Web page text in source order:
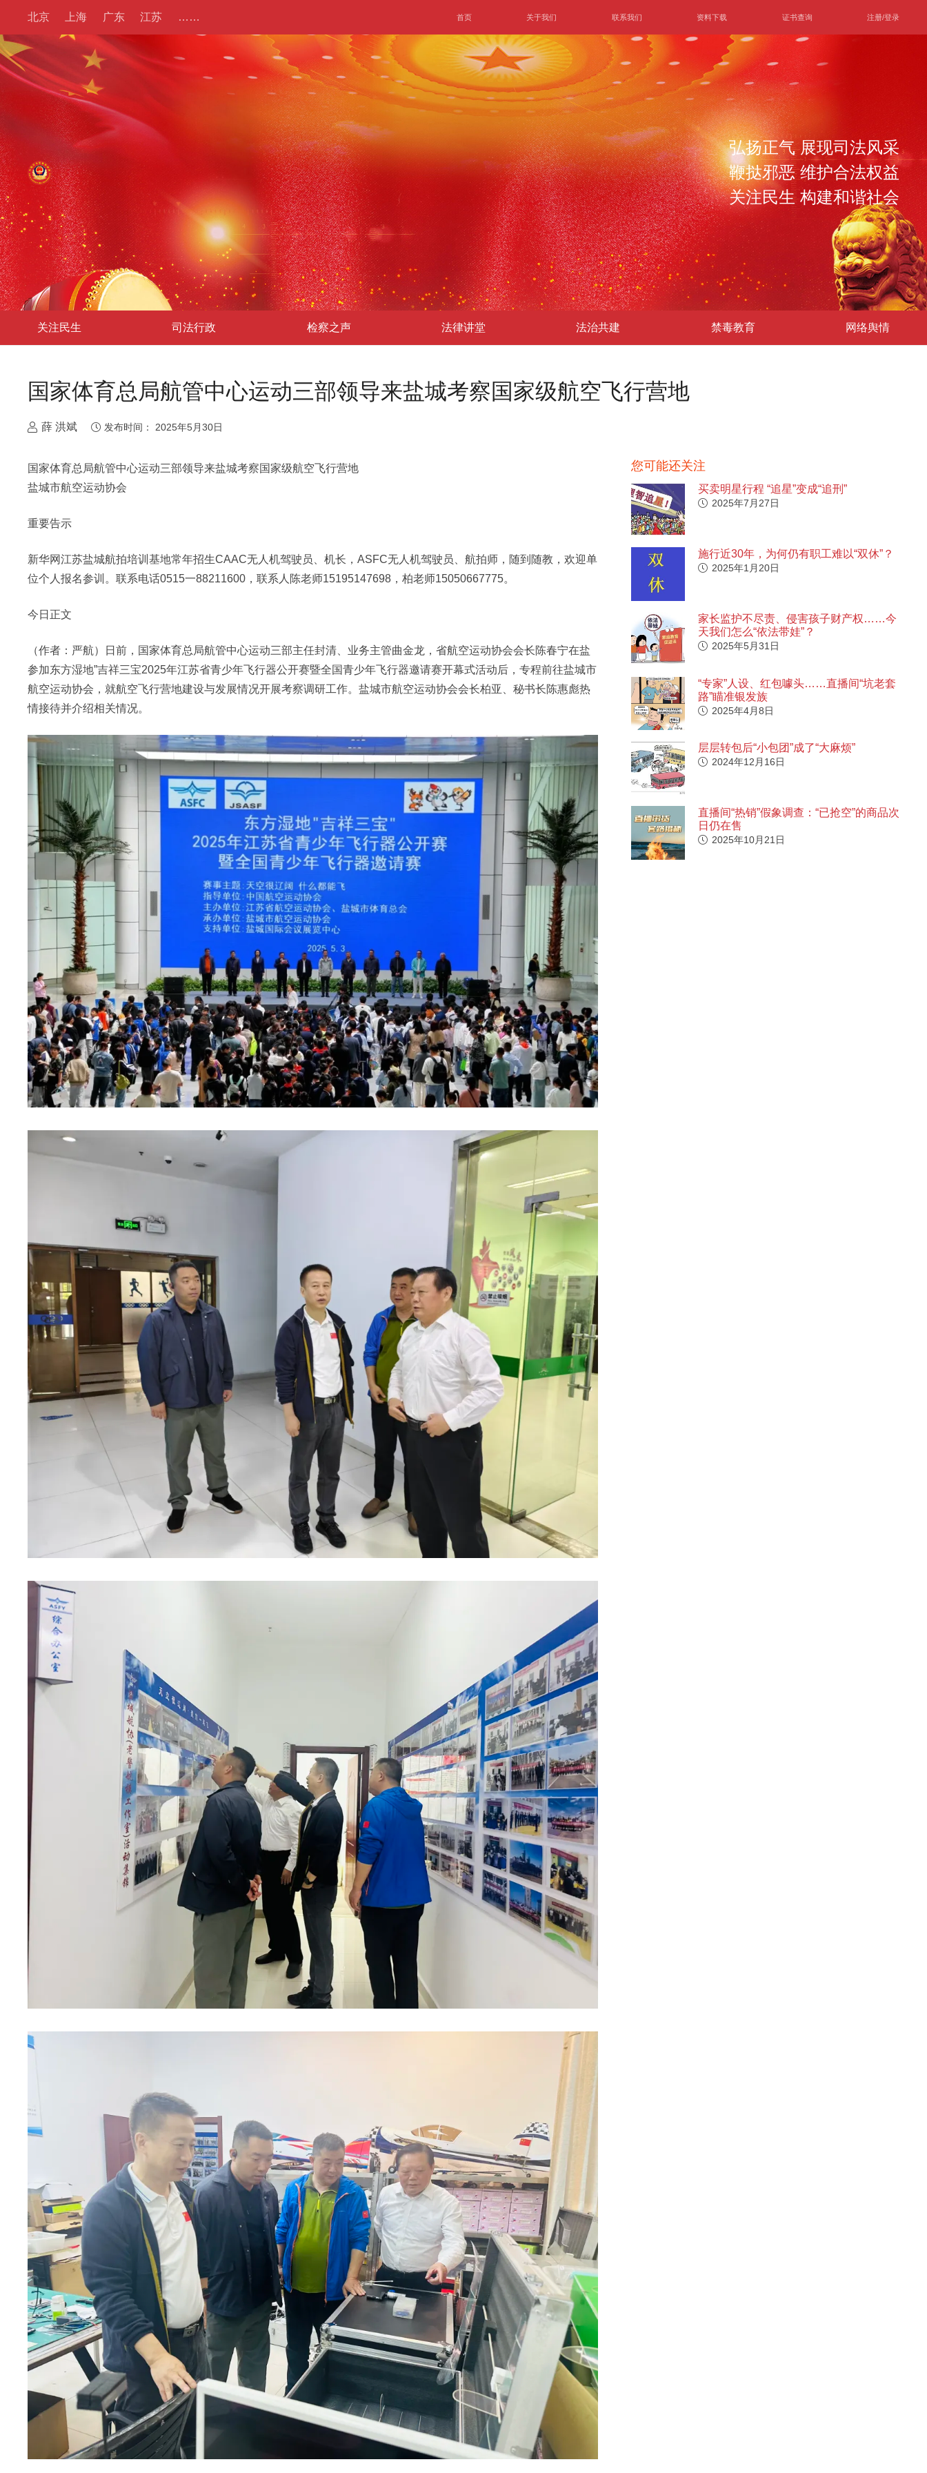
北京 上海 广东 江苏 …… 首页 关于我们 联系我们 资料下载 证书查询 注册/登录
弘扬正气 展现司法风采
鞭挞邪恶 维护合法权益
关注民生 构建和谐社会
关注民生 司法行政 检察之声 法律讲堂 法治共建 禁毒教育 网络舆情
国家体育总局航管中心运动三部领导来盐城考察国家级航空飞行营地
薛 洪斌 发布时间： 2025年5月30日
​国家体育总局航管中心运动三部领导来盐城考察国家级航空飞行营地
盐城市航空运动协会
重要告示
新华网江苏盐城航拍培训基地常年招生CAAC无人机驾驶员、机长，ASFC无人机驾驶员、航拍师，随到随教，欢迎单
位个人报名参训。联系电话0515一88211600，联系人陈老师15195147698，柏老师15050667775。
今日正文
（作者：严航）日前，国家体育总局航管中心运动三部主任封清、业务主管曲金龙，省航空运动协会会长陈春宁在盐
参加东方湿地”吉祥三宝2025年江苏省青少年飞行器公开赛暨全国青少年飞行器邀请赛开幕式活动后，专程前往盐城市
航空运动协会，就航空飞行营地建设与发展情况开展考察调研工作。盐城市航空运动协会会长柏亚、秘书长陈惠彪热
情接待并介绍相关情况。
您可能还关注
买卖明星行程 “追星”变成“追刑”
2025年7月27日
施行近30年，为何仍有职工难以“双休”？
2025年1月20日
家长监护不尽责、侵害孩子财产权……今
天我们怎么“依法带娃”？
2025年5月31日
“专家”人设、红包噱头……直播间“坑老套
路”瞄准银发族
2025年4月8日
层层转包后“小包团”成了“大麻烦”
2024年12月16日
直播间“热销”假象调查：“已抢空”的商品次
日仍在售
2025年10月21日